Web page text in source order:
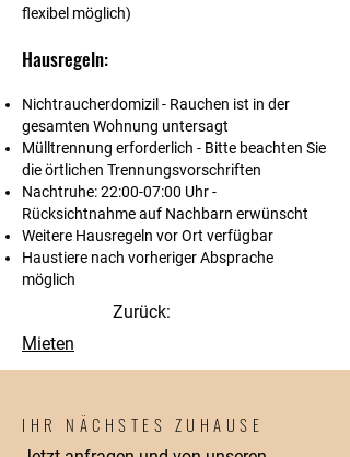
flexibel möglich)
Hausregeln:
Nichtraucherdomizil - Rauchen ist in der
gesamten Wohnung untersagt
Mülltrennung erforderlich - Bitte beachten Sie
die örtlichen Trennungsvorschriften
Nachtruhe:22:00-07:00 Uhr -
Rücksichtnahme auf Nachbarn erwünscht
Weitere Hausregeln vor Ort verfügbar
Haustiere nach vorheriger Absprache
möglich
Zurück:
Mieten
IHR NÄCHSTES ZUHAUSE